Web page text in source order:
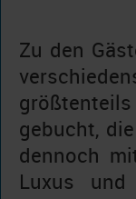
Zu den
gebucht,
dennoch
Luxus